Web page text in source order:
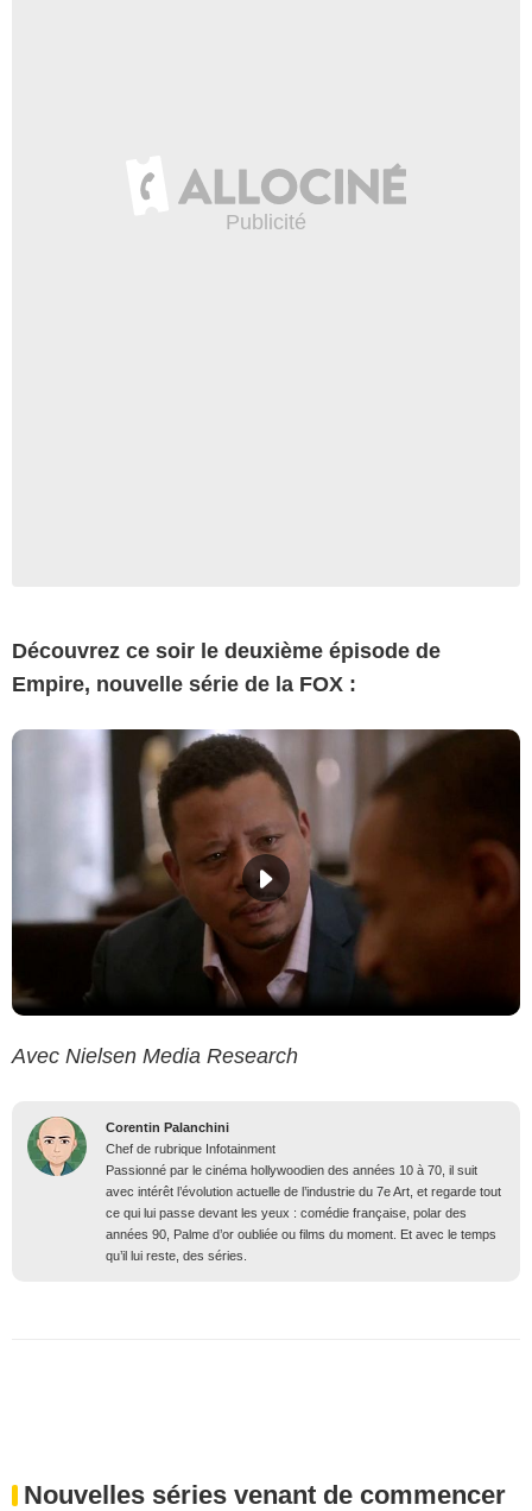
Découvrez ce soir le deuxième épisode de
Empire, nouvelle série de la FOX :
Avec Nielsen Media Research
Corentin Palanchini
Chef de rubrique Infotainment
Passionné par le cinéma hollywoodien des années 10 à 70, il suit
avec intérêt l’évolution actuelle de l’industrie du 7e Art, et regarde tout
ce qui lui passe devant les yeux : comédie française, polar des
années 90, Palme d’or oubliée ou films du moment. Et avec le temps
qu’il lui reste, des séries.
Nouvelles séries venant de commencer